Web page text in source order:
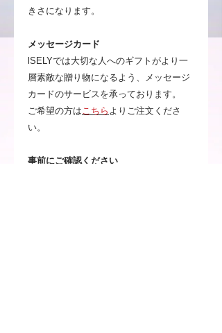
きさになります。
メッセージカード
lSELYでは大切な人へのギフトがより一
層素敵な贈り物になるよう、メッセージ
カードのサービスを承っております。
ご希望の方はこちら よりご注文くださ
い。
事前にご確認ください